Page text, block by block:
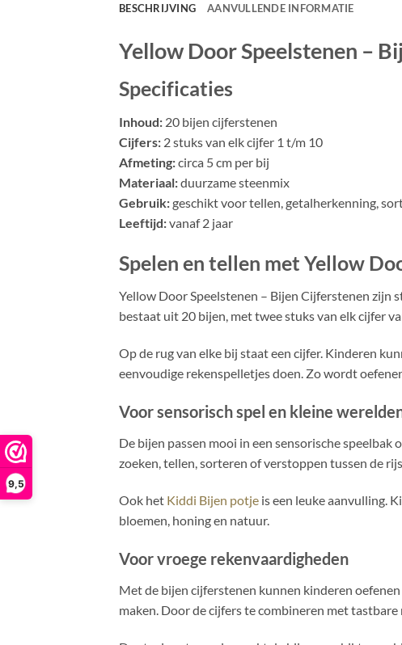
9,5
BESCHRIJVING AANVULLENDE INFORMATIE
Yellow Door Speelstenen –
Specificaties
Inhoud: 20 bijen cijferstenen
Cijfers: 2 stuks van elk cijfer 1 t/m 10
Afmeting:circa 5 cm per bij
Materiaal:duurzame steenmix
Gebruik:geschikt voor tellen, getalherkenning,
Leeftijd:vanaf 2 jaar
Spelen en tellen met Yellow
Yellow Door Speelstenen – Bijen Cijferstenen zijn
bestaat uit 20 bijen, met twee stuks van elk cijfer
Op de rug van elke bij staat een cijfer. Kinderen
eenvoudige rekenspelletjes doen. Zo wordt
Voor sensorisch spel en kleine
De bijen passen mooi in een sensorische
zoeken, tellen, sorteren of verstoppen tussen de
Ook het Kiddi Bijen potje is een leuke aanvulling.
bloemen, honing en natuur.
Voor vroege rekenvaardigheden
Met de bijen cijferstenen kunnen kinderen
maken. Door de cijfers te combineren met